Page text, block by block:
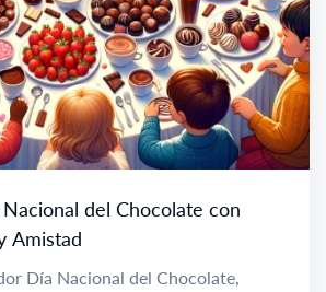
del Chocolate con
Amistad
Día Nacional del Chocolate,